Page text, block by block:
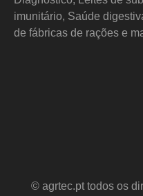
imunitário, Saúde
de fábricas de rações e
© agrtec.pt todos os